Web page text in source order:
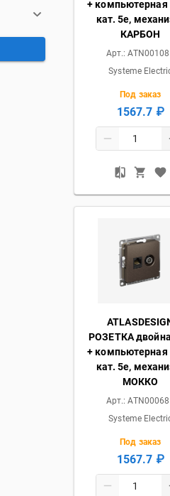
+ компьютерная
кат. 5e,
КАРБОН
Арт.:
Systeme
Под заказ
1567.7 ₽
РОЗЕТКА
+ компьютерная
кат. 5e,
МОККО
Арт.:
Systeme
Под заказ
1567.7 ₽